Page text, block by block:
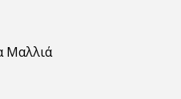
Μαλλιά